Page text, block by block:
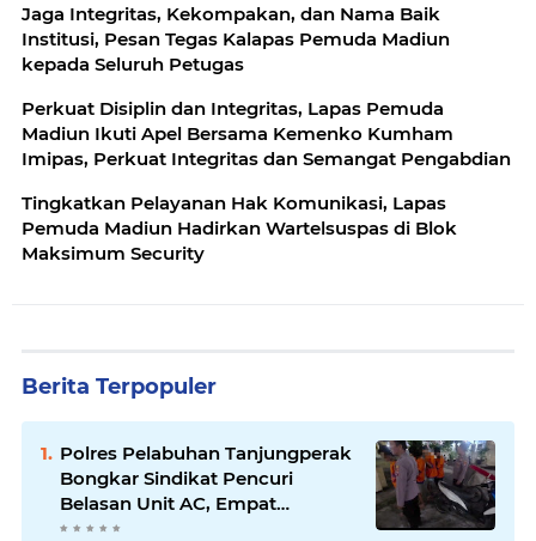
Jaga Integritas, Kekompakan, dan Nama Baik
Institusi, Pesan Tegas Kalapas Pemuda Madiun
kepada Seluruh Petugas
Perkuat Disiplin dan Integritas, Lapas Pemuda
Madiun Ikuti Apel Bersama Kemenko Kumham
Imipas, Perkuat Integritas dan Semangat Pengabdian
Tingkatkan Pelayanan Hak Komunikasi, Lapas
Pemuda Madiun Hadirkan Wartelsuspas di Blok
Maksimum Security
Berita Terpopuler
Polres Pelabuhan Tanjungperak
Bongkar Sindikat Pencuri
Belasan Unit AC, Empat
Tersangka Diamankan